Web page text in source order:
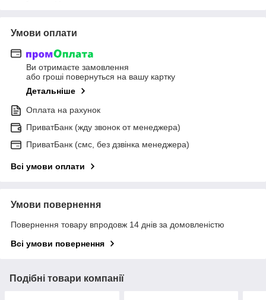
Умови оплати
Ви отримаєте замовлення
або гроші повернуться на вашу картку
Детальніше
Оплата на рахунок
ПриватБанк (жду звонок от менеджера)
ПриватБанк (смс, без дзвінка менеджера)
Всі умови оплати
Умови повернення
Повернення товару впродовж 14 днів за домовленістю
Всі умови повернення
Подібні товари компанії